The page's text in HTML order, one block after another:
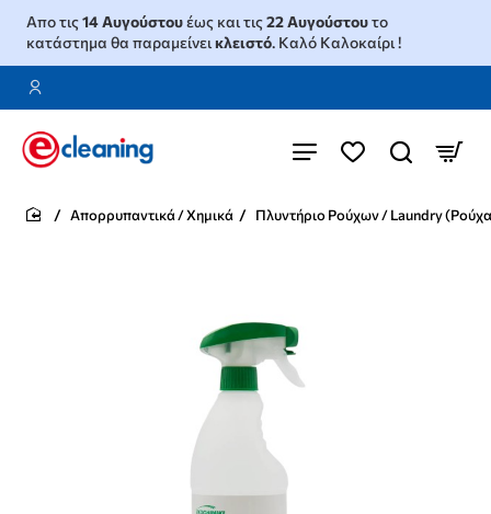
Απο τις14 Αυγούστουέως και τις22 Αυγούστουτο
κατάστημα θα παραμείνεικλειστό. Καλό Καλοκαίρι !
Απορρυπαντικά / Χημικά Πλυντήριο Ρούχων / Laundry